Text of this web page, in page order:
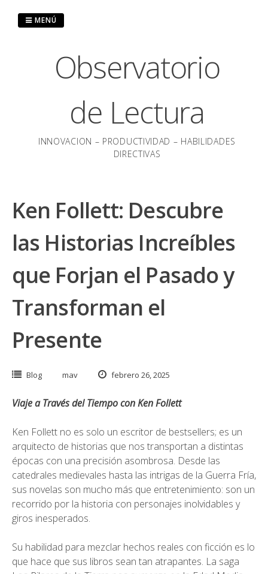
Observatorio
de Lectura
INNOVACION – PRODUCTIVIDAD – HABILIDADES
DIRECTIVAS
MENÚ
Ken Follett: Descubre
las Historias Increíbles
que Forjan el Pasado y
Transforman el
Presente
Blog mav febrero 26, 2025
Viaje a Través del Tiempo con Ken Follett
Ken Follett no es solo un escritor de bestsellers; es un
arquitecto de historias que nos transportan a distintas
épocas con una precisión asombrosa. Desde las
catedrales medievales hasta las intrigas de la Guerra Fría,
sus novelas son mucho más que entretenimiento: son un
recorrido por la historia con personajes inolvidables y
giros inesperados.
Su habilidad para mezclar hechos reales con ficción es lo
que hace que sus libros sean tan atrapantes. La saga